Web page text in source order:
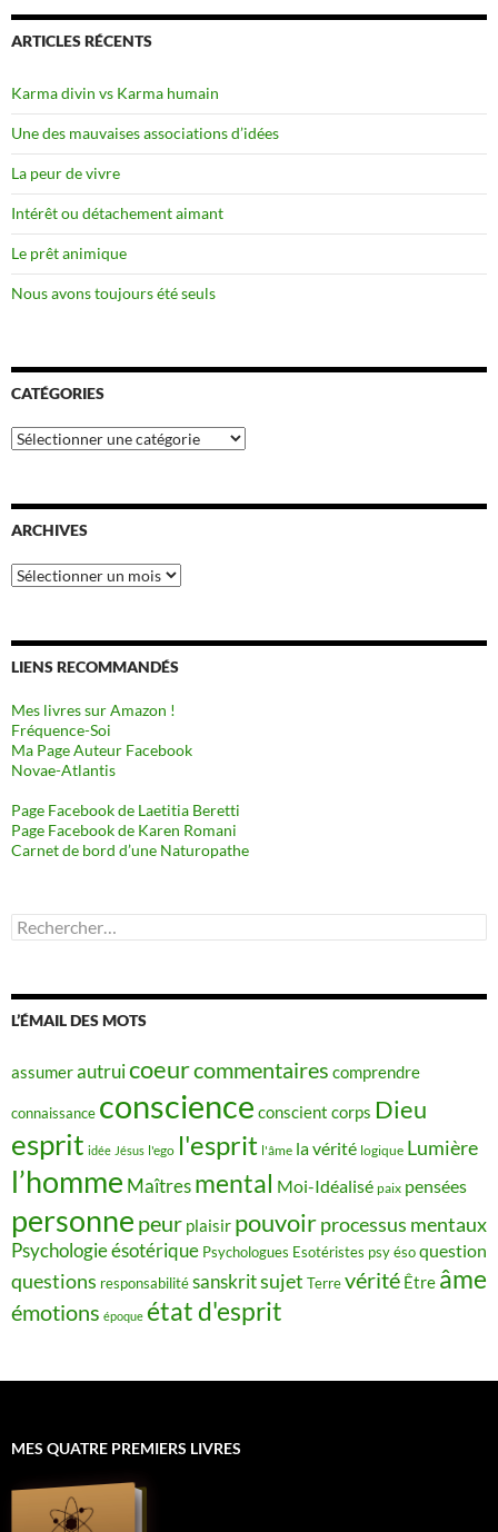
ARTICLES RÉCENTS
Karma divin vs Karma humain
Une des mauvaises associations d’idées
La peur de vivre
Intérêt ou détachement aimant
Le prêt animique
Nous avons toujours été seuls
CATÉGORIES
Catégories
ARCHIVES
Archives
LIENS RECOMMANDÉS
Mes livres sur Amazon !
Fréquence-Soi
Ma Page Auteur Facebook
Novae-Atlantis
Page Facebook de Laetitia Beretti
Page Facebook de Karen Romani
Carnet de bord d’une Naturopathe
Rechercher :
L’ÉMAIL DES MOTS
assumerautruicoeurcommentaires comprendre
connaissance conscience conscient corps Dieu
esprit idée Jésus l'ego l'esprit l'âme la vérité logique Lumière
l’homme Maîtres mental Moi-Idéalisé paix pensées
personne peur plaisir pouvoirprocessus mentaux
Psychologie ésotérique Psychologues Esotéristes psy ésoquestion
questions responsabilitésanskritsujet Terrevérité Être âme
émotions époque état d'esprit
MES QUATRE PREMIERS LIVRES